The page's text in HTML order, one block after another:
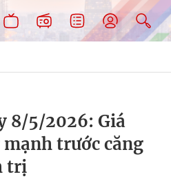
8/5/2026: Giá
trước căng
trị